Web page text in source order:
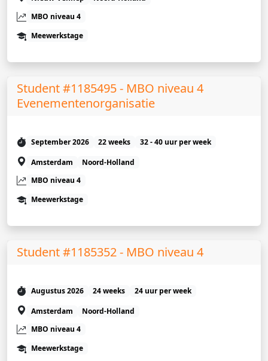
MBO niveau 4
Meewerkstage
Student #1185495 - MBO niveau 4
Evenementenorganisatie
September 2026 22 weeks
32 - 40 uur per week
Amsterdam
Noord-Holland
MBO niveau 4
Meewerkstage
Student #1185352 - MBO niveau 4
Augustus 2026 24 weeks
24 uur per week
Amsterdam
Noord-Holland
MBO niveau 4
Meewerkstage